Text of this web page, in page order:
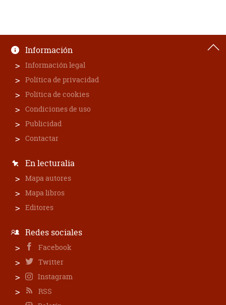
Información
Información legal
Política de privacidad
Política de cookies
Condiciones de uso
Publicidad
Contactar
En lecturalia
Mapa autores
Mapa libros
Editores
Redes sociales
Facebook
Twitter
Instagram
RSS